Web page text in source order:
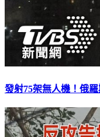
發射75架無人機！俄